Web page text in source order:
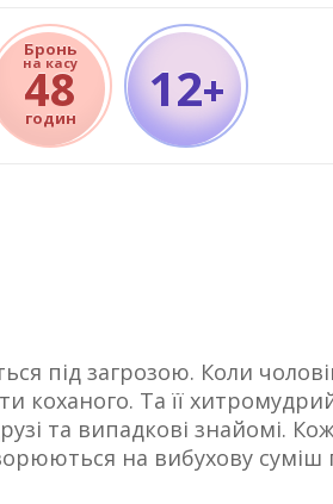
Бронь
на касу
48
годин 12+
під загрозою. Коли
коханого. Та її
та випадкові знайомі.
на вибухову суміш